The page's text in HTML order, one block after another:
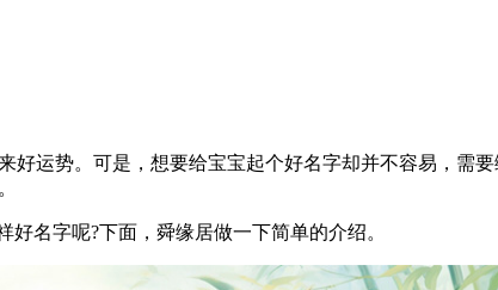
势。可是，想要给宝宝起个好名字却并不容易，需
名字呢?下面，舜缘居做一下简单的介绍。